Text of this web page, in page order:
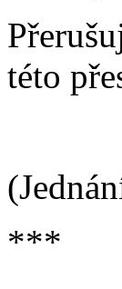
této
***